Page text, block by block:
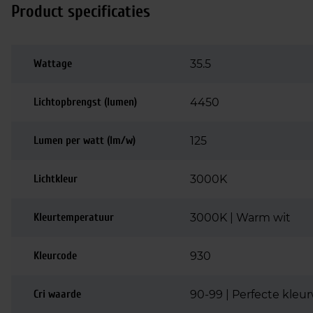
Product specificaties
Wattage 35.5
Lichtopbrengst (lumen) 4450
Lumen per watt (lm/w) 125
Lichtkleur 3000K
Kleurtemperatuur 3000K | Warm wit
Kleurcode 930
Cri waarde 90-99 | Perfecte